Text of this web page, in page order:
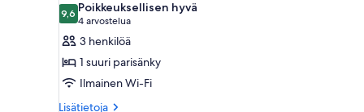
huonetyypin
Club-
sviitti,
1
suuri
9,69,6 kautta 10
Poikkeuksellisen hyvä
4 arvostelua
(4
arvostelua)
3 henkilöä
1 suuri parisänky
Ilmainen Wi-Fi
Lisätietoja
Lisätietoja